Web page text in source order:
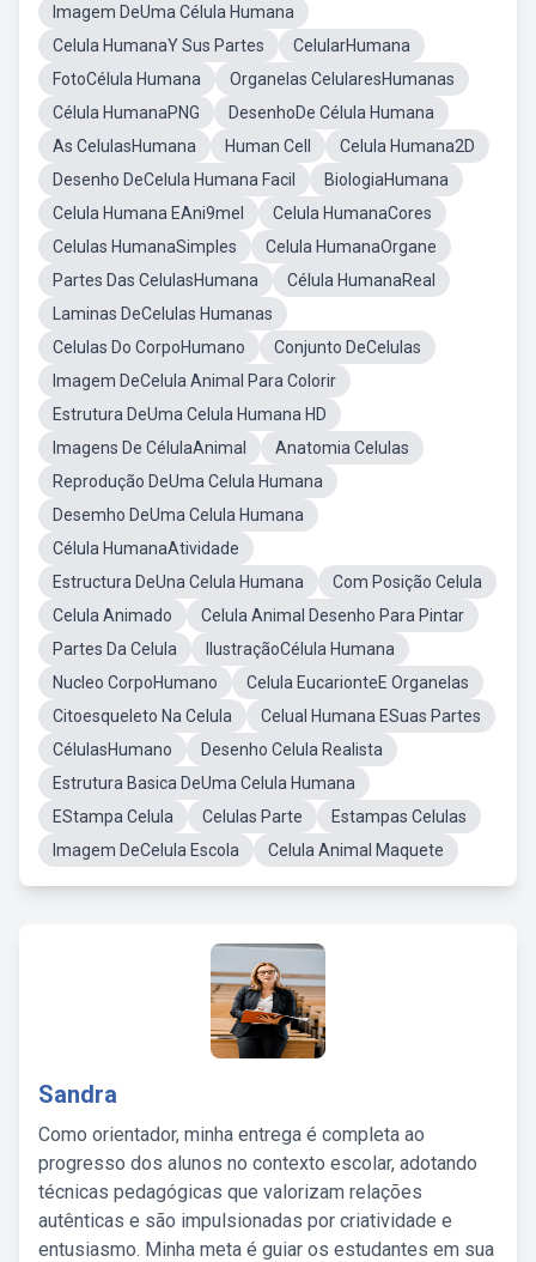
Imagem DeUma Célula Humana
Celula HumanaY Sus Partes
CelularHumana
FotoCélula Humana
Organelas CelularesHumanas
Célula HumanaPNG
DesenhoDe Célula Humana
As CelulasHumana
Human Cell
Celula Humana2D
Desenho DeCelula Humana Facil
BiologiaHumana
Celula Humana EAni9mel
Celula HumanaCores
Celulas HumanaSimples
Celula HumanaOrgane
Partes Das CelulasHumana
Célula HumanaReal
Laminas DeCelulas Humanas
Celulas Do CorpoHumano
Conjunto DeCelulas
Imagem DeCelula Animal Para Colorir
Estrutura DeUma Celula Humana HD
Imagens De CélulaAnimal
Anatomia Celulas
Reprodução DeUma Celula Humana
Desemho DeUma Celula Humana
Célula HumanaAtividade
Estructura DeUna Celula Humana
Com Posição Celula
Celula Animado
Celula Animal Desenho Para Pintar
Partes Da Celula
IlustraçãoCélula Humana
Nucleo CorpoHumano
Celula EucarionteE Organelas
Citoesqueleto Na Celula
Celual Humana ESuas Partes
CélulasHumano
Desenho Celula Realista
Estrutura Basica DeUma Celula Humana
EStampa Celula
Celulas Parte
Estampas Celulas
Imagem DeCelula Escola
Celula Animal Maquete
Sandra
Como orientador, minha entrega é completa ao
progresso dos alunos no contexto escolar, adotando
técnicas pedagógicas que valorizam relações
autênticas e são impulsionadas por criatividade e
entusiasmo. Minha meta é guiar os estudantes em sua